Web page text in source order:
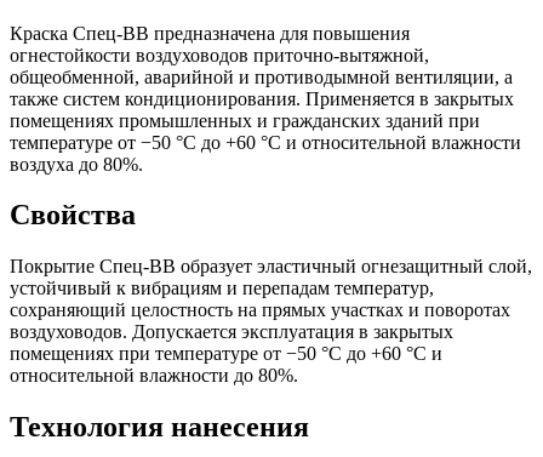
Краска Спец‑ВВ предназначена для повышения
огнестойкости воздуховодов приточно‑вытяжной,
общеобменной, аварийной и противодымной вентиляции, а
также систем кондиционирования. Применяется в закрытых
помещениях промышленных и гражданских зданий при
температуре от −50 °С до +60 °С и относительной влажности
воздуха до 80%.
Свойства
Покрытие Спец‑ВВ образует эластичный огнезащитный слой,
устойчивый к вибрациям и перепадам температур,
сохраняющий целостность на прямых участках и поворотах
воздуховодов. Допускается эксплуатация в закрытых
помещениях при температуре от −50 °С до +60 °С и
относительной влажности до 80%.
Технология нанесения